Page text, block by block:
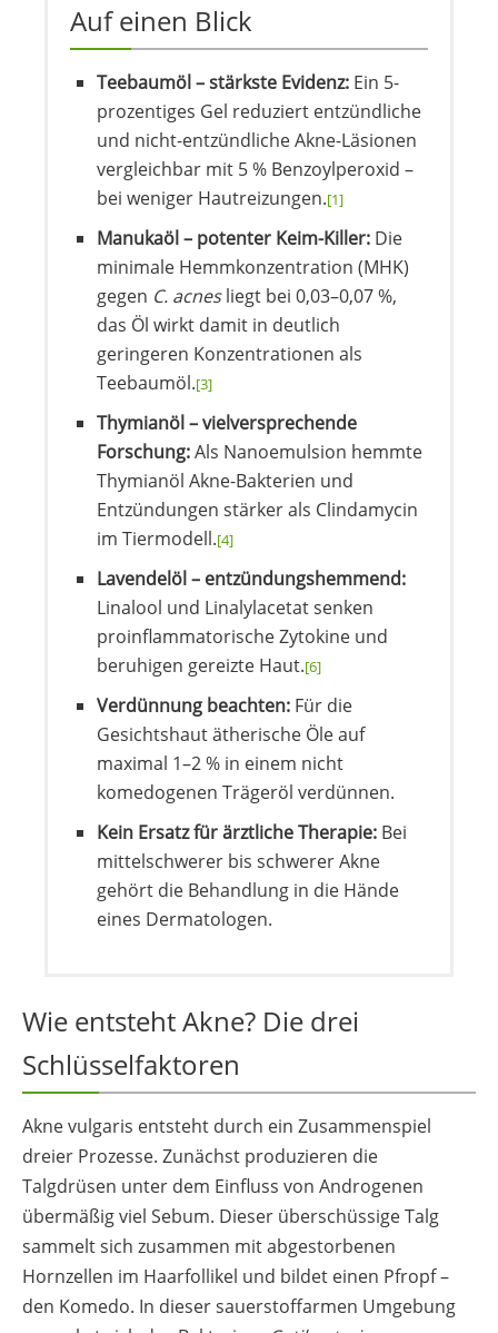
Auf einen Blick
Teebaumöl – stärkste Evidenz: Ein 5-
prozentiges Gel reduziert entzündliche
und nicht-entzündliche Akne-Läsionen
vergleichbar mit 5 % Benzoylperoxid –
bei weniger Hautreizungen.[1]
Manukaöl – potenter Keim-Killer: Die
minimale Hemmkonzentration (MHK)
gegen C. acnesliegt bei 0,03–0,07 %,
das Öl wirkt damit in deutlich
geringeren Konzentrationen als
Teebaumöl.[3]
Thymianöl – vielversprechende
Forschung:Als Nanoemulsion hemmte
Thymianöl Akne-Bakterien und
Entzündungen stärker als Clindamycin
im Tiermodell.[4]
Lavendelöl – entzündungshemmend:
Linalool und Linalylacetat senken
proinflammatorische Zytokine und
beruhigen gereizte Haut.[6]
Verdünnung beachten: Für die
Gesichtshaut ätherische Öle auf
maximal 1–2 % in einem nicht
komedogenen Trägeröl verdünnen.
Kein Ersatz für ärztliche Therapie: Bei
mittelschwerer bis schwerer Akne
gehört die Behandlung in die Hände
eines Dermatologen.
Wie entsteht Akne? Die drei
Schlüsselfaktoren
Akne vulgaris entsteht durch ein Zusammenspiel
dreier Prozesse. Zunächst produzieren die
Talgdrüsen unter dem Einfluss von Androgenen
übermäßig viel Sebum. Dieser überschüssige Talg
sammelt sich zusammen mit abgestorbenen
Hornzellen im Haarfollikel und bildet einen Pfropf –
den Komedo. In dieser sauerstoffarmen Umgebung